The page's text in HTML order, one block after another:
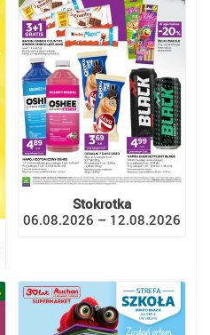
Stokrotka
06.08.2026 – 12.08.2026